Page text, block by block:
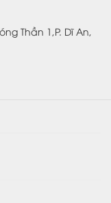
Thần 1,P. Dĩ An,